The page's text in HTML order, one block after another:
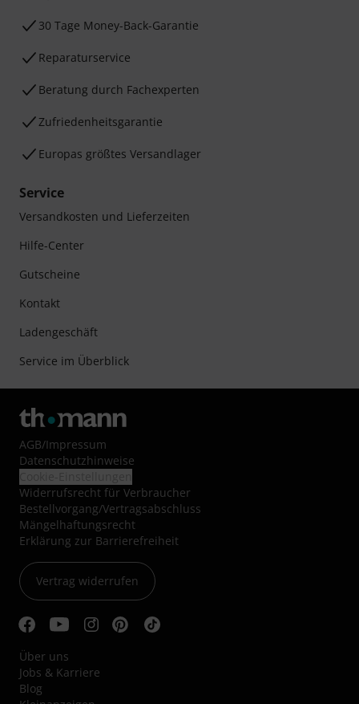
30 Tage Money-Back-Garantie
Reparaturservice
Beratung durch Fachexperten
Zufriedenheitsgarantie
Europas größtes Versandlager
Service
Versandkosten und Lieferzeiten
Hilfe-Center
Gutscheine
Kontakt
Ladengeschäft
Service im Überblick
AGB/Impressum
Datenschutzhinweise
Widerrufsrecht für Verbraucher
Bestellvorgang/Vertragsabschluss
Mängelhaftungsrecht
Erklärung zur Barrierefreiheit
Vertrag widerrufen
Über uns
Jobs & Karriere
Blog